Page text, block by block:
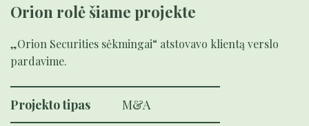
Orion rolė šiame projekte
„Orion Securities sėkmingai“ atstovavo klientą verslo
pardavime.
Projekto tipas M&A